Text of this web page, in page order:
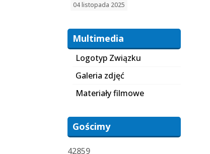
04 listopada 2025
Multimedia
Logotyp Związku
Galeria zdjęć
Materiały filmowe
Gościmy
42859